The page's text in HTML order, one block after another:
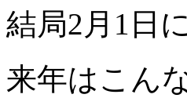
結局2月1日
来年はこん